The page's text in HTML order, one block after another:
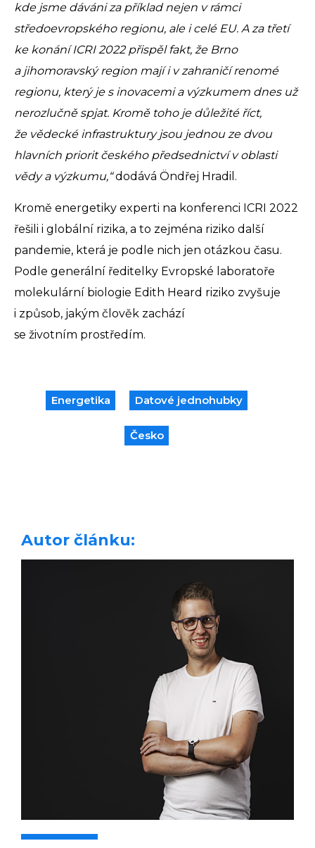
kde jsme dáváni za příklad nejen v rámci
středoevropského regionu, ale i celé EU. A za třetí
ke konání ICRI 2022 přispěl fakt, že Brno
a jihomoravský region mají i v zahraničí renomé
regionu, který je s inovacemi a výzkumem dnes už
nerozlučně spjat. Kromě toho je důležité říct,
že vědecké infrastruktury jsou jednou ze dvou
hlavních priorit českého předsednictví v oblasti
vědy a výzkumu,“dodává Öndřej Hradil.
Kromě energetiky experti na konferenci ICRI 2022
řešili i globální rizika, a to zejména riziko další
pandemie, která je podle nich jen otázkou času.
Podle generální ředitelky Evropské laboratoře
molekulární biologie Edith Heard riziko zvyšuje
i způsob, jakým člověk zachází
se životním prostředím.
energetika datové jednohubky
česko
Autor článku: